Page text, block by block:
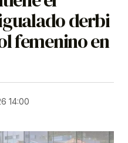
derbi
femenino en
14:00